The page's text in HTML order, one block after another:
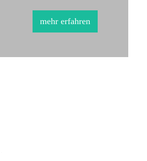
mehr erfahren